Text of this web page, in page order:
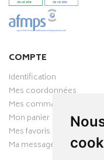
COMPTE
Identification
Mes coordonnées
Mes commandes
Mon panier
Mes favoris
Ma messagerie